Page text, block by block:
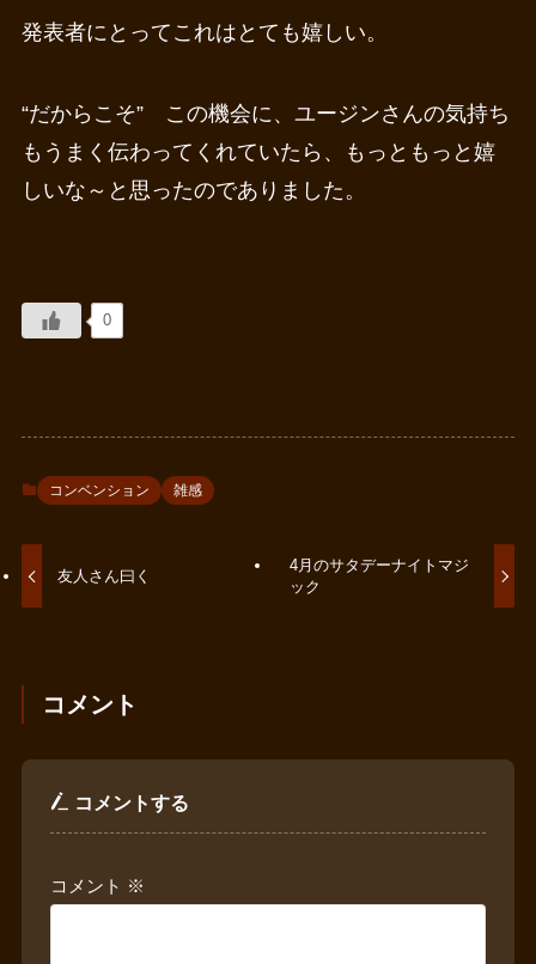
発表者にとってこれはとても嬉しい。
“だからこそ” この機会に、ユージンさんの気持ち
もうまく伝わってくれていたら、もっともっと嬉
しいな～と思ったのでありました。
0
コンベンション 雑感
友人さん曰く
4月のサタデーナイトマジ
ック
コメント
コメントする
コメント ※